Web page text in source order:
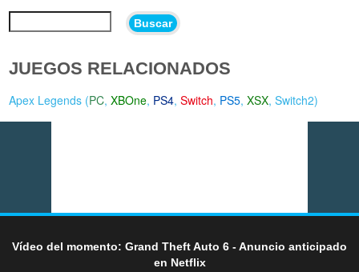
Buscar
JUEGOS RELACIONADOS
Apex Legends (PC,XBOne, PS4,Switch, PS5,XSX,Switch2)
Vídeo del momento: Grand Theft Auto 6 - Anuncio anticipado
en Netflix